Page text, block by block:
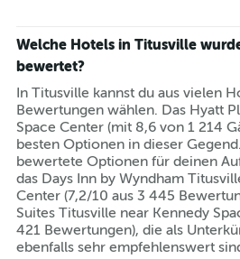
Welche Hotels in Titusville
bewertet?
In Titusville kannst du aus vielen
Bewertungen wählen. Das Hyatt
Space Center (mit 8,6 von 1 214
besten Optionen in dieser
bewertete Optionen für deinen
das Days Inn by Wyndham
Center (7,2/10 aus 3 445
Suites Titusville near Kennedy
421 Bewertungen), die als
ebenfalls sehr empfehlenswert